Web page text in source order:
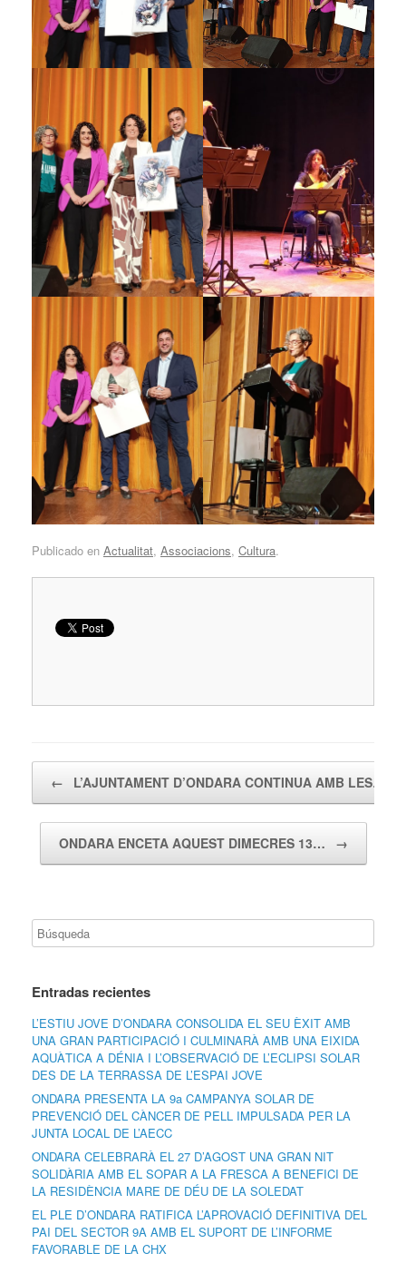
Publicado en Actualitat, Associacions, Cultura.
← L’AJUNTAMENT D’ONDARA CONTINUA AMB LES…
ONDARA ENCETA AQUEST DIMECRES 13… →
Entradas recientes
L’ESTIU JOVE D’ONDARA CONSOLIDA EL SEU ÈXIT AMB
UNA GRAN PARTICIPACIÓ I CULMINARÀ AMB UNA EIXIDA
AQUÀTICA A DÉNIA I L’OBSERVACIÓ DE L’ECLIPSI SOLAR
DES DE LA TERRASSA DE L’ESPAI JOVE
ONDARA PRESENTA LA 9a CAMPANYA SOLAR DE
PREVENCIÓ DEL CÀNCER DE PELL IMPULSADA PER LA
JUNTA LOCAL DE L’AECC
ONDARA CELEBRARÀ EL 27 D’AGOST UNA GRAN NIT
SOLIDÀRIA AMB EL SOPAR A LA FRESCA A BENEFICI DE
LA RESIDÈNCIA MARE DE DÉU DE LA SOLEDAT
EL PLE D’ONDARA RATIFICA L’APROVACIÓ DEFINITIVA DEL
PAI DEL SECTOR 9A AMB EL SUPORT DE L’INFORME
FAVORABLE DE LA CHX